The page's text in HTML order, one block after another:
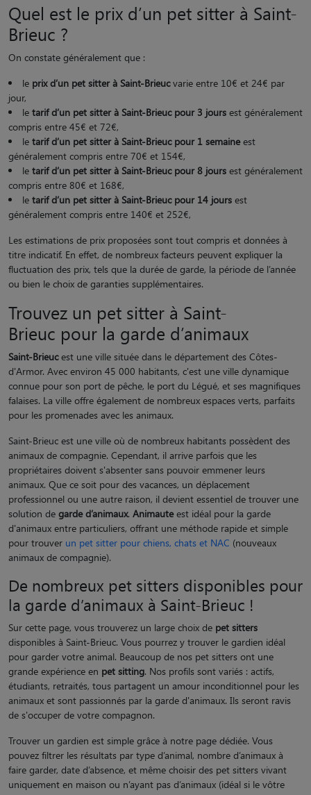
Quel est le prix d’un pet sitter à Saint-
Brieuc ?
On constate généralement que :
le prix d’un pet sitter à Saint-Brieucvarie entre 10€ et 24€ par
jour,
le tarif d’un pet sitter à Saint-Brieuc pour 3 jours est généralement
compris entre 45€ et 72€,
le tarif d’un pet sitter à Saint-Brieuc pour 1 semaineest
généralement compris entre 70€ et 154€,
le tarif d’un pet sitter à Saint-Brieuc pour 8 jours est généralement
compris entre 80€ et 168€,
le tarif d’un pet sitter à Saint-Brieuc pour 14 jours est
généralement compris entre 140€ et 252€,
Les estimations de prix proposées sont tout compris et données à
titre indicatif. En effet, de nombreux facteurs peuvent expliquer la
fluctuation des prix, tels que la durée de garde, la période de l’année
ou bien le choix de garanties supplémentaires.
Trouvez un pet sitter à Saint-
Brieuc pour la garde d’animaux
Saint-Brieucest une ville située dans le département des Côtes-
d'Armor. Avec environ 45 000 habitants, c'est une ville dynamique
connue pour son port de pêche, le port du Légué, et ses magnifiques
falaises. La ville offre également de nombreux espaces verts, parfaits
pour les promenades avec les animaux.
Saint-Brieuc est une ville où de nombreux habitants possèdent des
animaux de compagnie. Cependant, il arrive parfois que les
propriétaires doivent s'absenter sans pouvoir emmener leurs
animaux. Que ce soit pour des vacances, un déplacement
professionnel ou une autre raison, il devient essentiel de trouver une
solution de garde d’animaux. Animauteest idéal pour la garde
d'animaux entre particuliers, offrant une méthode rapide et simple
pour trouver un pet sitter pour chiens, chats et NAC (nouveaux
animaux de compagnie).
De nombreux pet sitters disponibles pour
la garde d’animaux à Saint-Brieuc !
Sur cette page, vous trouverez un large choix de pet sitters
disponibles à Saint-Brieuc. Vous pourrez y trouver le gardien idéal
pour garder votre animal. Beaucoup de nos pet sitters ont une
grande expérience en pet sitting. Nos profils sont variés : actifs,
étudiants, retraités, tous partagent un amour inconditionnel pour les
animaux et sont passionnés par la garde d'animaux. Ils seront ravis
de s'occuper de votre compagnon.
Trouver un gardien est simple grâce à notre page dédiée. Vous
pouvez filtrer les résultats par type d’animal, nombre d’animaux à
faire garder, date d’absence, et même choisir des pet sitters vivant
uniquement en maison ou n’ayant pas d’animaux (idéal si le vôtre